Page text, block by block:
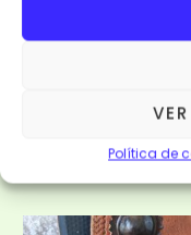
Política de
VISTA RÁPIDA